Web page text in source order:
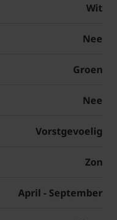
Wit
Nee
Groen
Nee
Vorstgevoelig
Zon
April - September